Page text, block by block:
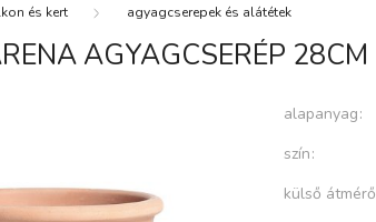
és kert agyagcserepek és alátétek
AGYAGCSERÉP 28CM
alapanyag
szín
külső átmérő